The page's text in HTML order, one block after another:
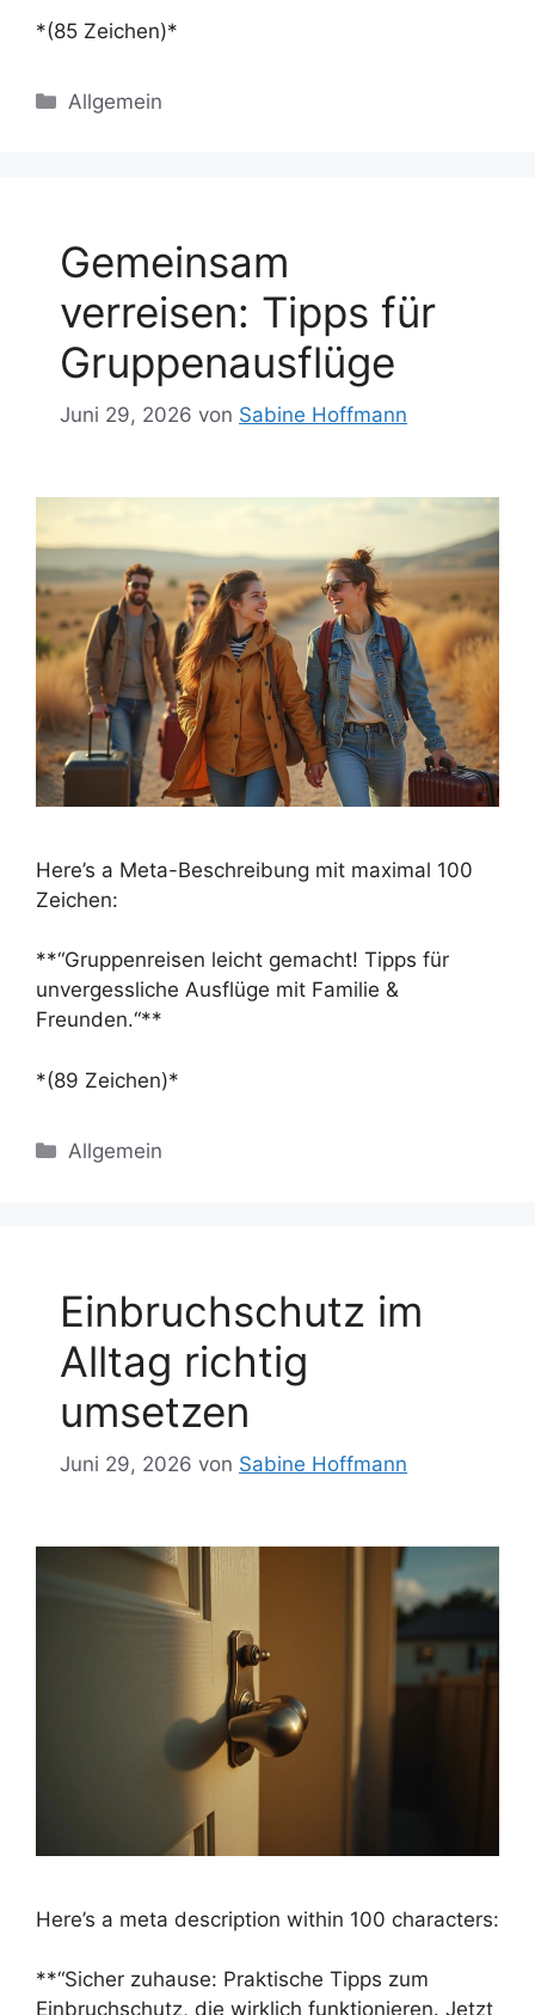
*(85 Zeichen)*
Kategorien
Allgemein
Gemeinsam
verreisen: Tipps für
Gruppenausflüge
Juni 29, 2026 von Sabine Hoffmann
Here’s a Meta-Beschreibung mit maximal 100
Zeichen:
**“Gruppenreisen leicht gemacht! Tipps für
unvergessliche Ausflüge mit Familie &
Freunden.“**
*(89 Zeichen)*
Kategorien
Allgemein
Einbruchschutz im
Alltag richtig
umsetzen
Juni 29, 2026 von Sabine Hoffmann
Here’s a meta description within 100 characters:
**“Sicher zuhause: Praktische Tipps zum
Einbruchschutz, die wirklich funktionieren. Jetzt